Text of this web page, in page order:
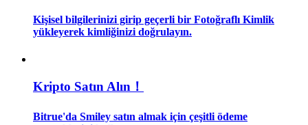
Rehber
Kişisel bilgilerinizi girip geçerli bir Fotoğraflı Kimlik
yükleyerek kimliğinizi doğrulayın.
Kripto Satın Alın！
Bitrue'da Smiley satın almak için çeşitli ödeme